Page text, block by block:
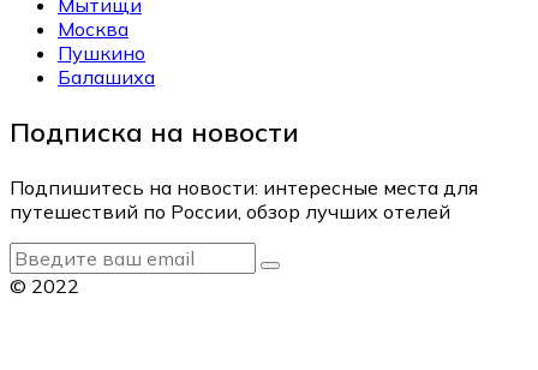
Москва
Пушкино
Балашиха
Подписка на новости
Подпишитесь на новости: интересные места для
путешествий по России, обзор лучших отелей
© 2022